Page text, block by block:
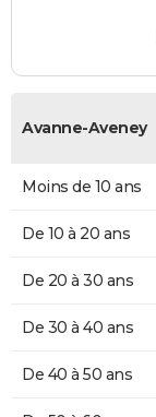
Avanne-Aveney
Moins de 10 ans
De 10 à 20 ans
De 20 à 30 ans
De 30 à 40 ans
De 40 à 50 ans